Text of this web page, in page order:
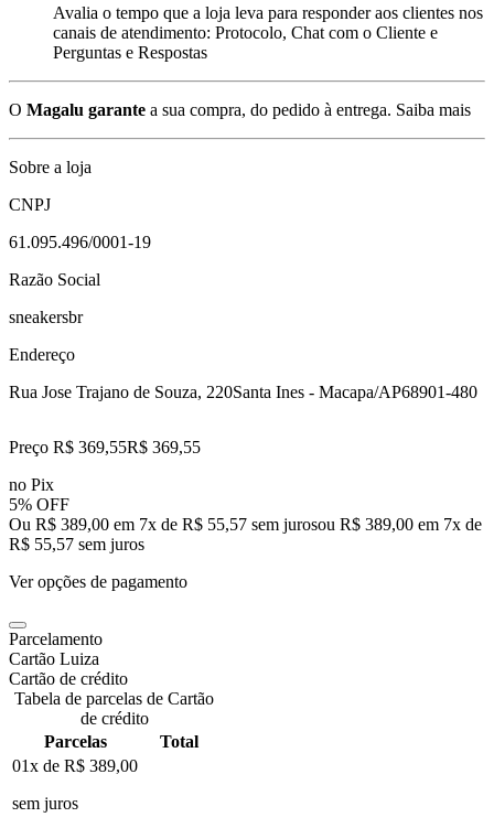
Avalia o tempo que a loja leva para responder aos clientes nos
canais de atendimento: Protocolo, Chat com o Cliente e
Perguntas e Respostas
O Magalu garante a sua compra, do pedido à entrega. Saiba mais
Sobre a loja
CNPJ
61.095.496/0001-19
Razão Social
sneakersbr
Endereço
Rua Jose Trajano de Souza, 220Santa Ines - Macapa/AP68901-480
Preço R$ 369,55R$ 369,55
no Pix
5% OFF
Ou R$ 389,00 em 7x de R$ 55,57 sem jurosou R$ 389,00 em 7x de
R$ 55,57 sem juros
Ver opções de pagamento
Parcelamento
Cartão Luiza
Cartão de crédito
Tabela de parcelas de Cartão
de crédito
Parcelas
Total
01x de R$ 389,00
sem juros